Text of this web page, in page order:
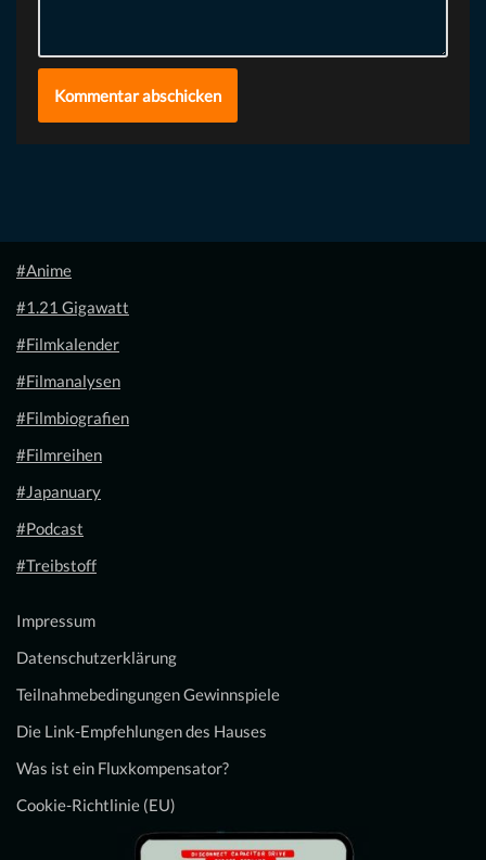
#Anime
#1.21 Gigawatt
#Filmkalender
#Filmanalysen
#Filmbiografien
#Filmreihen
#Japanuary
#Podcast
#Treibstoff
Impressum
Datenschutzerklärung
Teilnahmebedingungen Gewinnspiele
Die Link-Empfehlungen des Hauses
Was ist ein Fluxkompensator?
Cookie-Richtlinie (EU)